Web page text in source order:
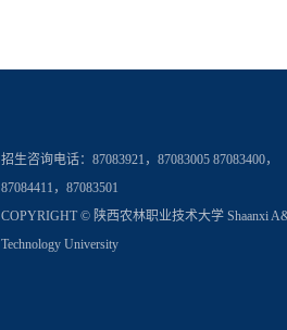
招生咨询电话： 87083921，87083005 87083400，
87084411，87083501
COPYRIGHT © 陕西农林职业技术大学 Shaanxi
Technology University